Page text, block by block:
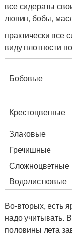
все сидераты
люпин, бобы,
практически все
виду плотности
Бобовые
Крестоцветные
Злаковые
Гречишные
Сложноцветные
Водолистковые
Во-вторых, есть
надо учитывать.
половины лета